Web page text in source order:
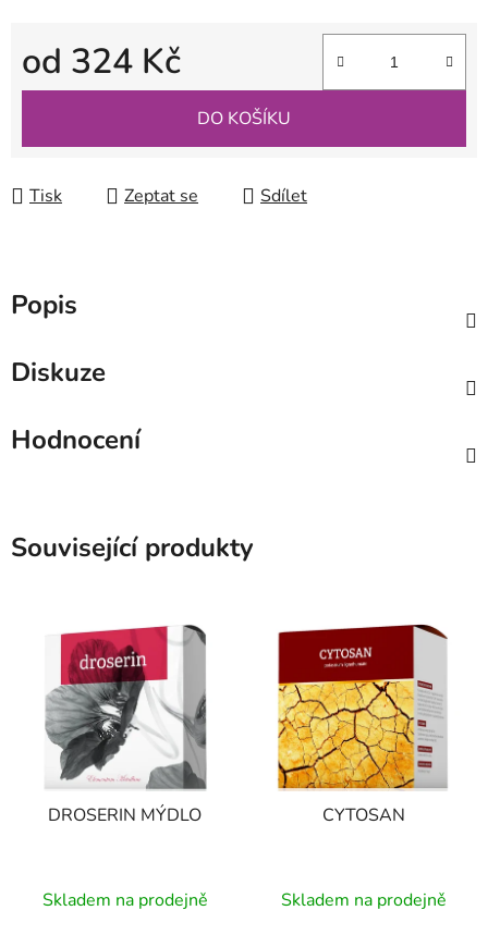
od 324 Kč
Měrná cena:
DO KOŠÍKU
Tisk Zeptat se Sdílet
Popis
Diskuze
Hodnocení
Související produkty
DROSERIN MÝDLO
Skladem na prodejně
CYTOSAN
Skladem na prodejně